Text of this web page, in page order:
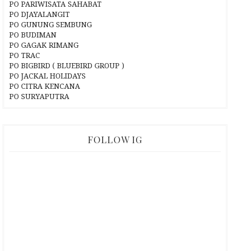
PO PARIWISATA SAHABAT
PO DJAYALANGIT
PO GUNUNG SEMBUNG
PO BUDIMAN
PO GAGAK RIMANG
PO TRAC
PO BIGBIRD ( BLUEBIRD GROUP )
PO JACKAL HOLIDAYS
PO CITRA KENCANA
PO SURYAPUTRA
FOLLOW IG